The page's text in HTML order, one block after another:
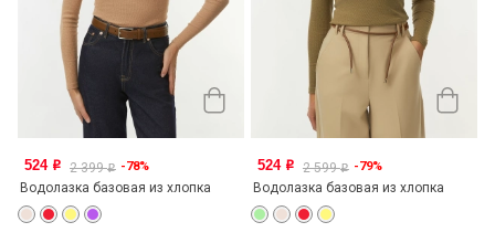
524 o 2 399o -78%
Водолазка базовая из хлопка
524 o 2 599o -79%
Водолазка базовая из хлопка